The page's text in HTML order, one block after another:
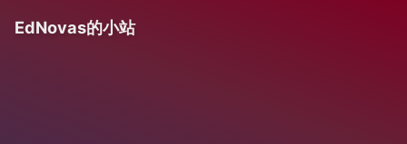
EdNovas的小站